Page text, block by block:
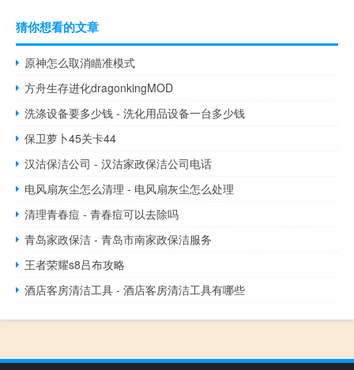
猜你想看的文章
原神怎么取消瞄准模式
方舟生存进化dragonkingMOD
洗涤设备要多少钱 - 洗化用品设备一台多少钱
保卫萝卜45关卡44
汉沽保洁公司 - 汉沽家政保洁公司电话
电风扇灰尘怎么清理 - 电风扇灰尘怎么处理
清理青春痘 - 青春痘可以去除吗
青岛家政保洁 - 青岛市南家政保洁服务
王者荣耀s8吕布攻略
酒店客房清洁工具 - 酒店客房清洁工具有哪些